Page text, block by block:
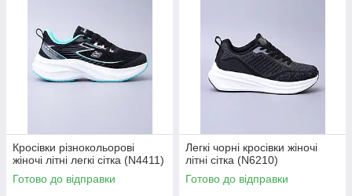
Кросівки різнокольорові
жіночі літні легкі сітка (N4411)
Готово до відправки
Легкі чорні кросівки жіночі
літні сітка (N6210)
Готово до відправки